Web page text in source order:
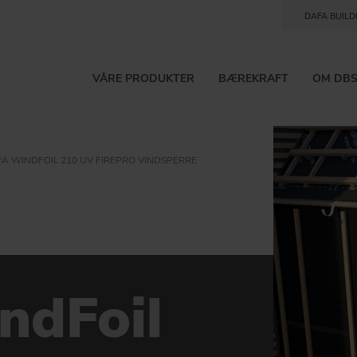
DAFA
VÅRE PRODUKTER BÆREKRAFT OM DBS
WINDFOIL 210 UV FIREPRO VINDSPERRE